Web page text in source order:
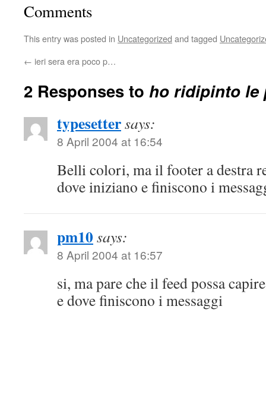
Comments
This entry was posted in Uncategorized and tagged
← ieri sera era poco p…
2 Responses to ho ridipinto
typesettersays:
8 April 2004 at 16:54
Belli colori, ma il footer a destra
dove iniziano e finiscono i
pm10says:
8 April 2004 at 16:57
si, ma pare che il feed possa
e dove finiscono i messaggi